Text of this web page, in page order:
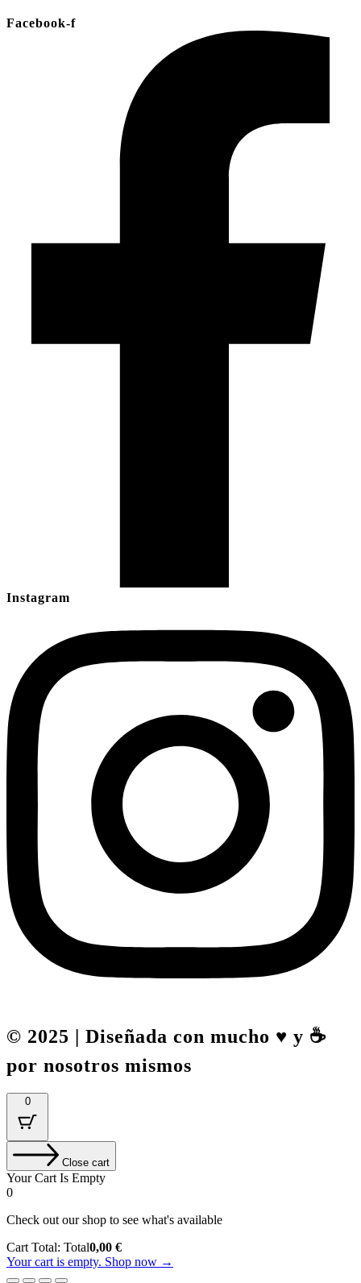
Facebook-f
Instagram
© 2025 | Diseñada con mucho ♥️ y ☕
por nosotros mismos
0
Close cart
Your Cart Is Empty
0
Check out our shop to see what's available
Cart Total: Total0,00 €
Your cart is empty. Shop now →